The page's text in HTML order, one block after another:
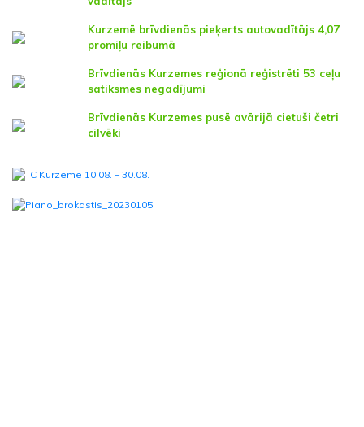
Kurzemē brīvdienās pieķerts autovadītājs 4,07
promiļu reibumā
Brīvdienās Kurzemes reģionā reģistrēti 53 ceļu
satiksmes negadījumi
Brīvdienās Kurzemes pusē avārijā cietuši četri
cilvēki